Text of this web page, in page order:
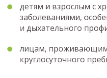
детям и взрослым с
заболеваниями,
и дыхательного
лицам, проживающим
круглосуточного